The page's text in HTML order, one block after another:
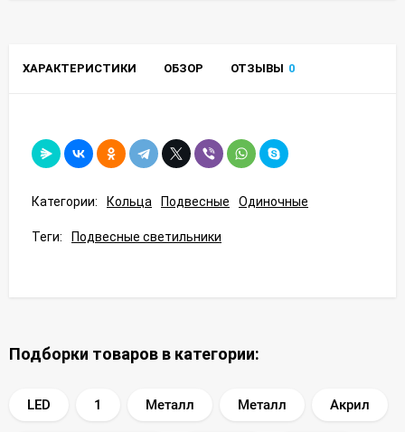
ХАРАКТЕРИСТИКИ ОБЗОР ОТЗЫВЫ 0
Категории: Кольца Подвесные Одиночные
Теги: Подвесные светильники
Подборки товаров в категории:
LED 1 Металл Металл Акрил